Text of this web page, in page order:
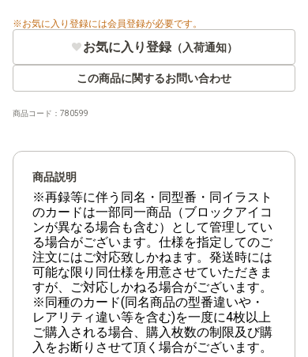
【BT-01】NEW EVOLUTION
【EX-10】SINISTER ORDER
【EX-09】VERSUS MONSTERS
【EX-08】CHAIN OF LIBERATION
【EX-07】デジモンリベレイター
【EX-06】インファナル・アセンション
【EX-05】アニマルコロシアム
お気に入り登録には会員登録が必要です。
お気に入り登録 （入荷通知）
この商品に関するお問い合わせ
商品コード： 780599
商品説明
※再録等に伴う同名・同型番・同イラスト
のカードは一部同一商品（ブロックアイコ
ンが異なる場合も含む）として管理してい
る場合がございます。仕様を指定してのご
注文にはご対応致しかねます。発送時には
可能な限り同仕様を用意させていただきま
すが、ご対応しかねる場合がございます。
※同種のカード(同名商品の型番違いや・
レアリティ違い等を含む)を一度に4枚以上
ご購入される場合、購入枚数の制限及び購
入をお断りさせて頂く場合がございます。